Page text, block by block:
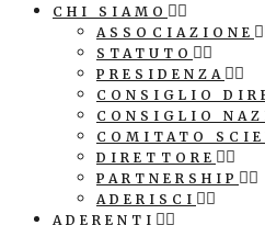
CHI SIAMO
ASSOCIAZIONE
STATUTO
PRESIDENZA
CONSIGLIO
CONSIGLIO
COMITATO
DIRETTORE
PARTNERSHIP
ADERISCI
ADERENTI